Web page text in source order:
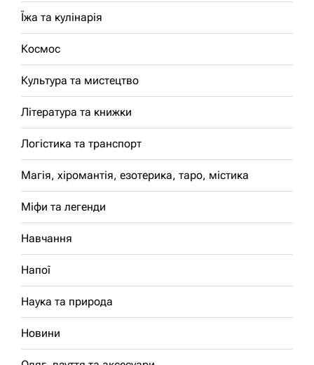
Їжа та кулінарія
Космос
Культура та мистецтво
Література та книжки
Логістика та транспорт
Магія, хіромантія, езотерика, таро, містика
Міфи та легенди
Навчання
Напої
Наука та природа
Новини